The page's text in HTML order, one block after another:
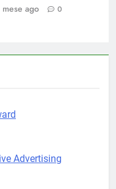
mese ago 0
Advertising